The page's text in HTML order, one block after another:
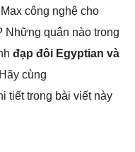
công nghệ cho
quân nào trong
đạp đôi Egyptian và
cùng
tiết trong bài viết này